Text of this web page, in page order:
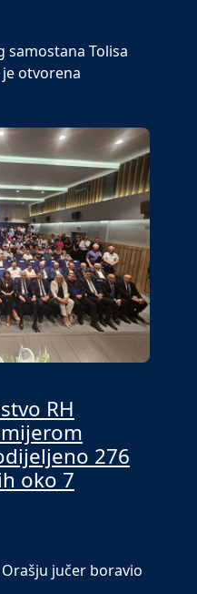
samostana Tolisa
je otvorena
RH
276
oko 7
jučer boravio